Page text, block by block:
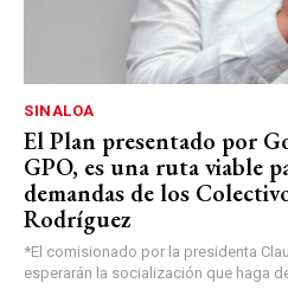
SINALOA
El Plan presentado por
GPO, es una ruta viable
demandas de los
Rodríguez
*El comisionado por la presidenta
esperarán la socialización que haga